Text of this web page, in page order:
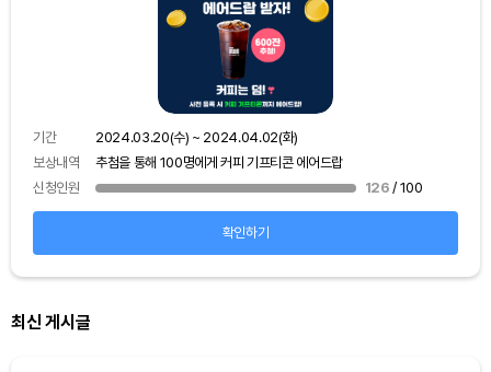
기간
2024.03.20(수) ~ 2024.04.02(화)
보상내역
추첨을 통해 100명에게 커피 기프티콘 에어드랍
신청인원
126 / 100
확인하기
최신 게시글